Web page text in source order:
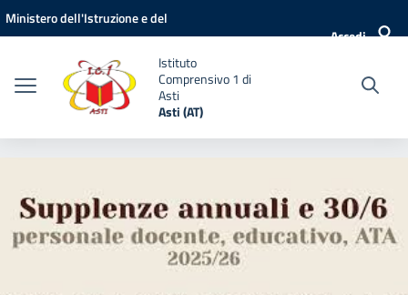
Vai ai contenuti
Vai al menu di navigazione
Vai al footer
Ministero dell'Istruzione e del
Accedi
Istituto
Comprensivo 1 di
Asti
Asti (AT)